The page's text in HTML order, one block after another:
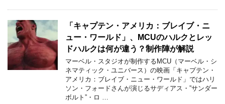
「キャプテン・アメリカ：ブレイブ・ニ
ュー・ワールド」、MCUのハルクとレッ
ドハルクは何が違う？制作陣が解説
マーベル・スタジオが制作するMCU（マーベル・シ
ネマティック・ユニバース）の映画「キャプテン・
アメリカ：ブレイブ・ニュー・ワールド」ではハリ
ソン・フォードさんが演じるサディアス・”サンダー
ボルト”・ロ …